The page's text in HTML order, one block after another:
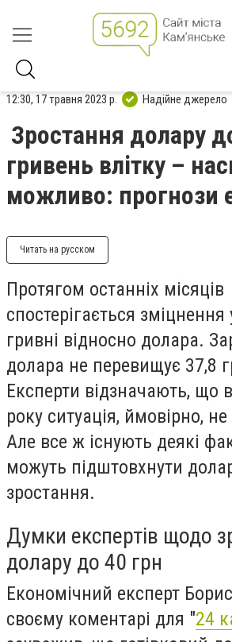
12:30, 17 травня 2023 р. Надійне джерело
Зростання долару
гривень влітку –
можливо: прогнози
Читать на русском
Протягом останніх місяців
спостерігається зміцнення
гривні відносно долара.
долара не перевищує 37,8
Експерти відзначають, що
року ситуація, ймовірно,
Але все ж існують деякі
можуть підштовхнути
зростання.
Думки експертів щодо
долару до 40 грн
Економічний експерт
своєму коментарі для "24